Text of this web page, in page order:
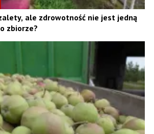
ale zdrowotność nie jest jedną
zbiorze?